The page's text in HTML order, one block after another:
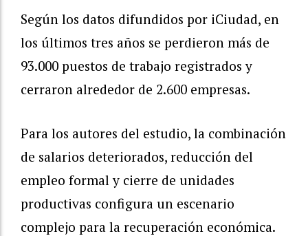
Según los datos difundidos por iCiudad, en
los últimos tres años se perdieron más de
93.000 puestos de trabajo registrados y
cerraron alrededor de 2.600 empresas.
Para los autores del estudio, la combinación
de salarios deteriorados, reducción del
empleo formal y cierre de unidades
productivas configura un escenario
complejo para la recuperación económica.